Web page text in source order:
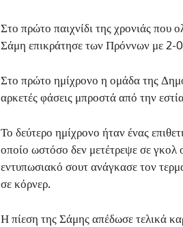
Στο πρώτο παιχνίδι της χρονιάς
Σάμη επικράτησε των Πρόννων με 2-0
Στο πρώτο ημίχρονο η ομάδα της
αρκετές φάσεις μπροστά από την
Το δεύτερο ημίχρονο ήταν ένας
οποίο ωστόσο δεν μετέτρεψε σε
εντυπωσιακό σουτ ανάγκασε τον
σε κόρνερ.
Η πίεση της Σάμης απέδωσε τελικά